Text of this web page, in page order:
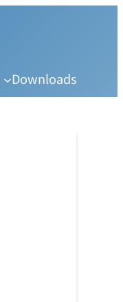
Downloads